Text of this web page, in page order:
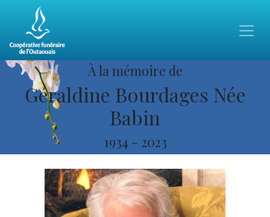
À la mémoire de
Géraldine Bourdages Née
Babin
1934 - 2023